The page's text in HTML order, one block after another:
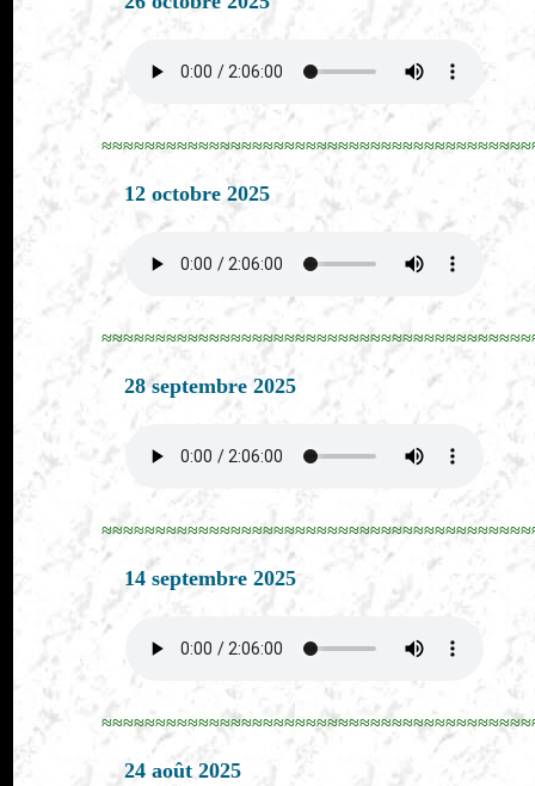
12 octobre 2025
28 septembre 2025
14 septembre 2025
24 août 2025